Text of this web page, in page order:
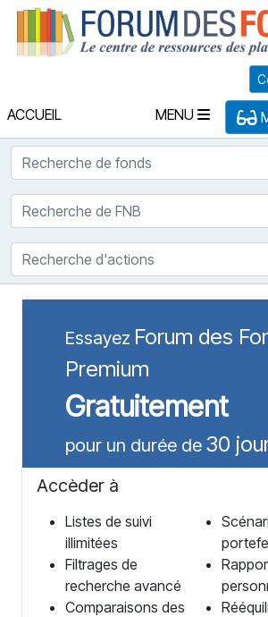
ACCUEIL MENU
Recherche de fonds
Recherche de FNB
Recherche d'actions
Essayez Forum des
Premium
Gratuitement
pour un durée de 30
Accèder à
Listes de suivi
illimitées
Filtrages de
recherche avancé
Comparaisons des